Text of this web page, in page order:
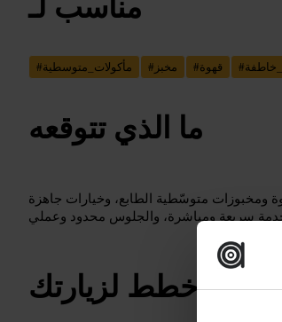
#مأكولات_متوسطية # مخبز #قهوة #
ما الذي تتوقعه
ومخبوزات متوسّطية الطابع، وخيارات جاهزة
خطط لزيارتك